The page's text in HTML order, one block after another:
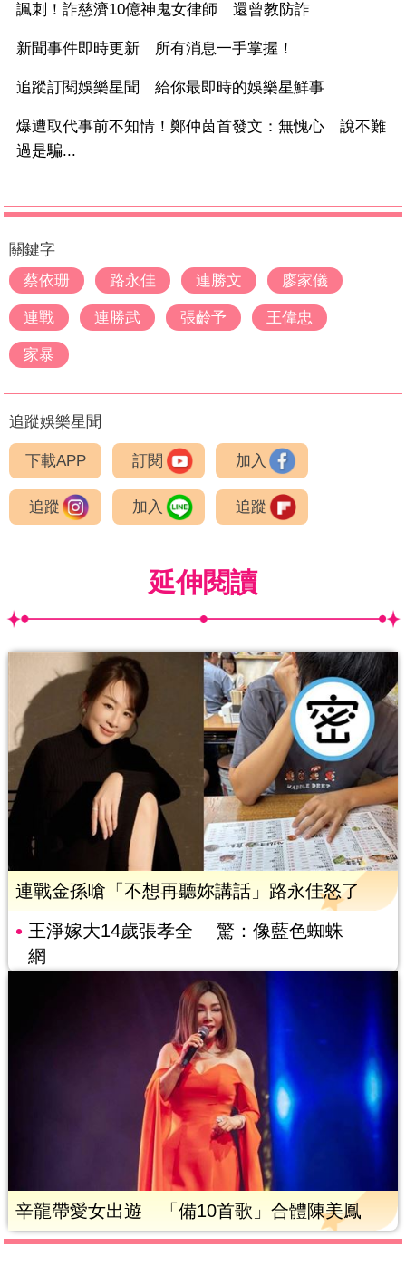
諷刺！詐慈濟10億神鬼女律師 還曾教防詐
新聞事件即時更新 所有消息一手掌握！
追蹤訂閱娛樂星聞 給你最即時的娛樂星鮮事
爆遭取代事前不知情！鄭仲茵首發文：無愧心 說不難
過是騙...
關鍵字
蔡依珊
路永佳 連勝文 廖家儀
連戰 連勝武 張齡予 王偉忠
家暴
追蹤娛樂星聞
下載APP 訂閱 加入
追蹤 加入 追蹤
延伸閱讀
連戰金孫嗆「不想再聽妳講話」路永佳怒了
王淨嫁大14歲張孝全 驚：像藍色蜘蛛
網
辛龍帶愛女出遊 「備10首歌」合體陳美鳳